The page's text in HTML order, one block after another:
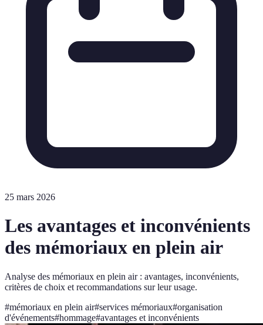
25 mars 2026
Les avantages et inconvénients
des mémoriaux en plein air
Analyse des mémoriaux en plein air : avantages, inconvénients,
critères de choix et recommandations sur leur usage.
#mémoriaux en plein air#services mémoriaux#organisation
d'événements#hommage#avantages et inconvénients